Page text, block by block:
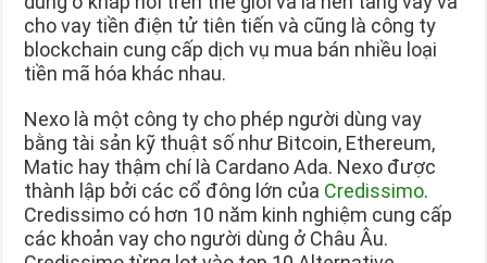
cho vay tiền điện tử tiên tiến và cũng là công ty
blockchain cung cấp dịch vụ mua bán nhiều loại
tiền mã hóa khác nhau.
Nexo là một công ty cho phép người dùng vay
bằng tài sản kỹ thuật số như Bitcoin, Ethereum,
Matic hay thậm chí là Cardano Ada. Nexo được
thành lập bởi các cổ đông lớn của Credissimo.
Credissimo có hơn 10 năm kinh nghiệm cung cấp
các khoản vay cho người dùng ở Châu Âu.